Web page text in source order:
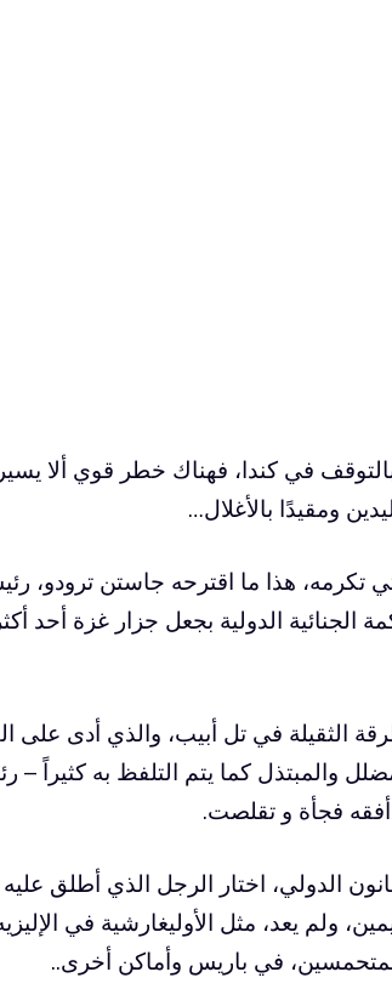
في كندا، فهناك خطر قوي ألا
ومقيدًا بالأغلال…
تكرمه، هذا ما اقترحه جاستن ترودو،
الجنائية الدولية بجعل جزار غزة أحد
الثقيلة في تل أبيب، والذي أدى على
والمبتذل كما يتم التلفظ به كثيراً –
فجأة و تقلصت.
الدولي، اختار الرجل الذي أطلق
ولم يعد، مثل الأوليغارشية في
في باريس وأماكن أخرى..